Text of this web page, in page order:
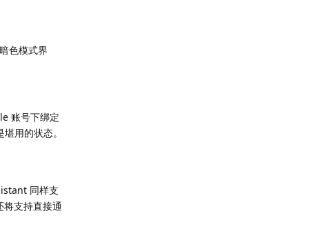
色模式界
账号下绑定
用的状态。
同样支
支持直接通